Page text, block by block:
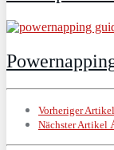
Vorheriger Artikel
Nächster Artikel